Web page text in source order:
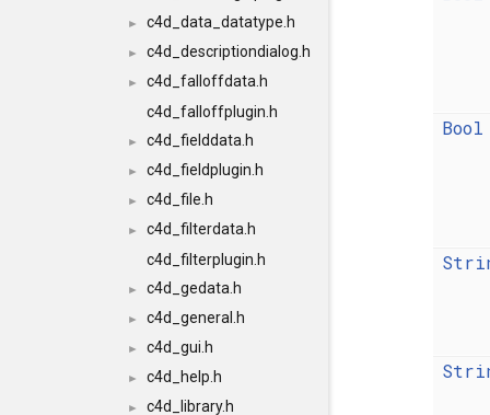
► c4d_data_datatype.h
► c4d_descriptiondialog.h
►
c4d_falloffdata.h
c4d_falloffplugin.h
► c4d_fielddata.h
► c4d_fieldplugin.h
► c4d_file.h
►
c4d_filterdata.h
c4d_filterplugin.h
► c4d_gedata.h
► c4d_general.h
► c4d_gui.h
► c4d_help.h
► c4d_library.h
Bool